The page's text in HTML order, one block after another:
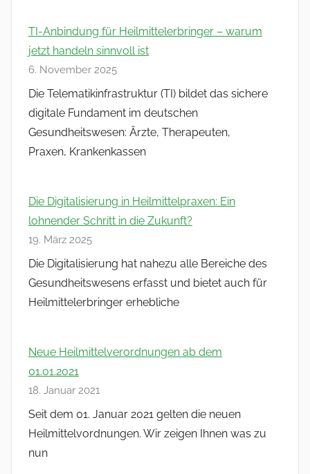
TI-Anbindung für Heilmittelerbringer – warum
jetzt handeln sinnvoll ist
6. November 2025
Die Telematikinfrastruktur (TI) bildet das sichere
digitale Fundament im deutschen
Gesundheitswesen: Ärzte, Therapeuten,
Praxen, Krankenkassen
Die Digitalisierung in Heilmittelpraxen: Ein
lohnender Schritt in die Zukunft?
19. März 2025
Die Digitalisierung hat nahezu alle Bereiche des
Gesundheitswesens erfasst und bietet auch für
Heilmittelerbringer erhebliche
Neue Heilmittelverordnungen ab dem
01.01.2021
18. Januar 2021
Seit dem 01. Januar 2021 gelten die neuen
Heilmittelvordnungen. Wir zeigen Ihnen was zu
nun